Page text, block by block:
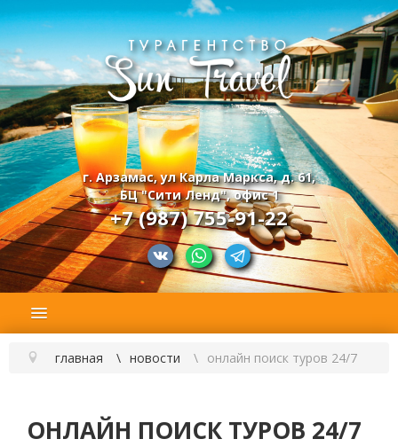
г. Арзамас, ул Карла Маркса, д. 61,
БЦ "Сити Ленд", офис 1
+7 (987) 755-91-22
главная новости онлайн поиск туров 24/7
ОНЛАЙН ПОИСК ТУРОВ 24/7